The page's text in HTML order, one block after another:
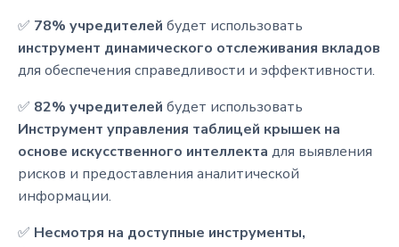
✅ 78% учредителей будет использовать
инструмент динамического отслеживания вкладов
для обеспечения справедливости и эффективности.
✅ 82% учредителей будет использовать
Инструмент управления таблицей крышек на
основе искусственного интеллекта для выявления
рисков и предоставления аналитической
информации.
✅ Несмотря на доступные инструменты,